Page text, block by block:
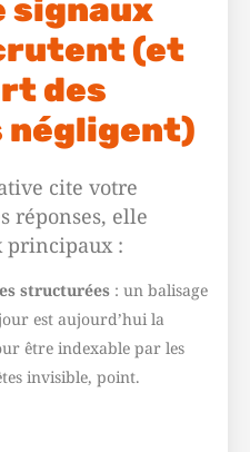
signaux
(et
des
cite votre
réponses, elle
principaux :
structurées : un balisage
est aujourd’hui la
être indexable par les
invisible, point.